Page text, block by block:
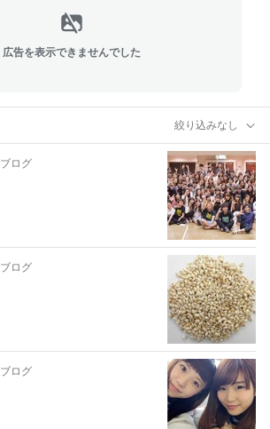
広告を表示できませんでした
絞り込みなし
ブログ
ブログ
ブログ